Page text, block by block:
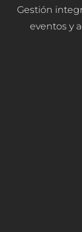
Gestión
eventos y